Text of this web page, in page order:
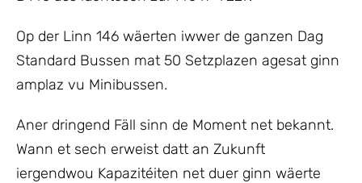
Op der Linn 146 wäerten iwwer de ganzen Dag
Standard Bussen mat 50 Setzplazen agesat ginn
amplaz vu Minibussen.
Aner dringend Fäll sinn de Moment net bekannt.
Wann et sech erweist datt an Zukunft
iergendwou Kapazitéiten net duer ginn wäerte